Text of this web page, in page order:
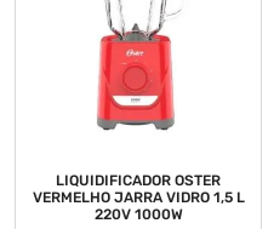
LIQUIDIFICADOR OSTER
VERMELHO JARRA VIDRO 1,5 L
220V 1000W